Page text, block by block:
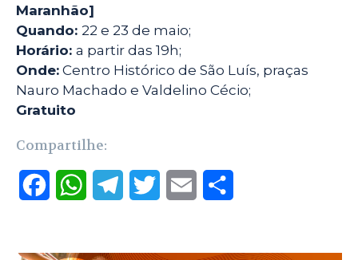
Maranhão]
Quando: 22 e 23 de maio;
Horário: a partir das 19h;
Onde: Centro Histórico de São Luís, praças
Nauro Machado e Valdelino Cécio;
Gratuito
Compartilhe:
W